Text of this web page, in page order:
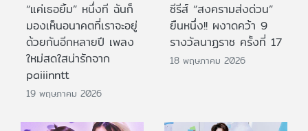
“แค่เธอยิ้ม” หนึ่งที ฉันก็
มองเห็นอนาคตที่เราจะอยู่
ด้วยกันอีกหลายปี เพลง
ใหม่สดใสน่ารักจาก
paiiinntt
19 พฤษภาคม 2026
ซีรีส์ “สงครามส่งด่วน”
ยืนหนึ่ง!! ผงาดคว้า 9
รางวัลนาฏราช ครั้งที่ 17
18 พฤษภาคม 2026